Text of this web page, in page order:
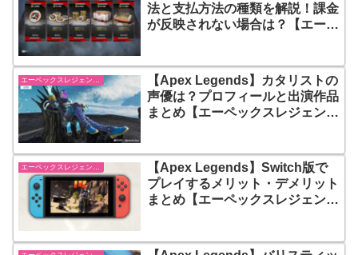
法と支払方法の種類を解説！課金
が反映されない場合は？【エーペ
【Apex Legends】カタリストの
声優は？プロフィールと出演作品
まとめ【エーペックスレジェン
エーペックスレジェンズ【Apex Legends】
【Apex Legends】Switch版で
プレイするメリット・デメリット
まとめ【エーペックスレジェン